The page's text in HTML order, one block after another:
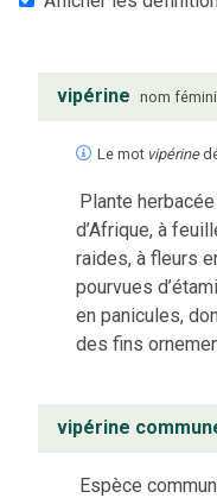
vipérine nom
Le mot vipérine
Plante
d’Afrique, à
raides, à fleurs
pourvues
en panicules,
des fins
vipérine
Espèce